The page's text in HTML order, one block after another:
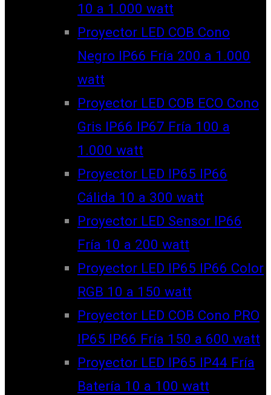
10 a 1.000 watt
Proyector LED COB Cono
Negro IP66 Fría 200 a 1.000
watt
Proyector LED COB ECO Cono
Gris IP66 IP67 Fría 100 a
1.000 watt
Proyector LED IP65 IP66
Cálida 10 a 300 watt
Proyector LED Sensor IP66
Fría 10 a 200 watt
Proyector LED IP65 IP66 Color
RGB 10 a 150 watt
Proyector LED COB Cono PRO
IP65 IP66 Fría 150 a 600 watt
Proyector LED IP65 IP44 Fría
Batería 10 a 100 watt